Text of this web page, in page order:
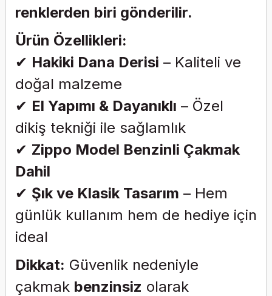
renklerden biri gönderilir.
Ürün Özellikleri:
✔ Hakiki Dana Derisi – Kaliteli ve
doğal malzeme
✔ El Yapımı & Dayanıklı – Özel
dikiş tekniği ile sağlamlık
✔ Zippo Model Benzinli Çakmak
Dahil
✔ Şık ve Klasik Tasarım – Hem
günlük kullanım hem de hediye için
ideal
Dikkat: Güvenlik nedeniyle
çakmak benzinsiz olarak